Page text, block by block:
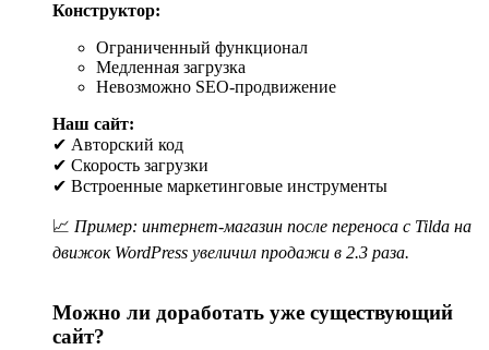
качественный, современный и эффективный инструмент для
развития бизнеса.Закажите разработку сайта в
Барановичах уже сегодня и начните увеличивать продажи!
Конструктор:
Ограниченный функционал
Медленная загрузка
Невозможно SEO-продвижение
Наш сайт:
✔ Авторский код
✔ Скорость загрузки
✔ Встроенные маркетинговые инструменты
📈 Пример: интернет-магазин после переноса с Tilda на
движок WordPress увеличил продажи в 2.3 раза.
Можно ли доработать уже существующий
сайт?